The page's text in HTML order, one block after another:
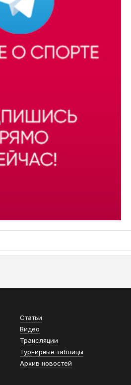
Статьи
Видео
Трансляции
Турнирные таблицы
Архив новостей